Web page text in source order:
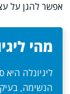
אפשר להגן על
מהי
ליגיונלה היא
הנשימה,